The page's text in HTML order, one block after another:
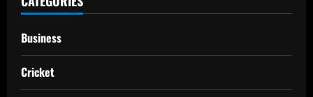
Business
Cricket